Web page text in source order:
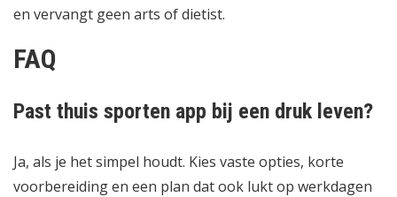
en vervangt geen arts of dietist.
FAQ
Past thuis sporten app bij een druk leven?
Ja, als je het simpel houdt. Kies vaste opties, korte
voorbereiding en een plan dat ook lukt op werkdagen